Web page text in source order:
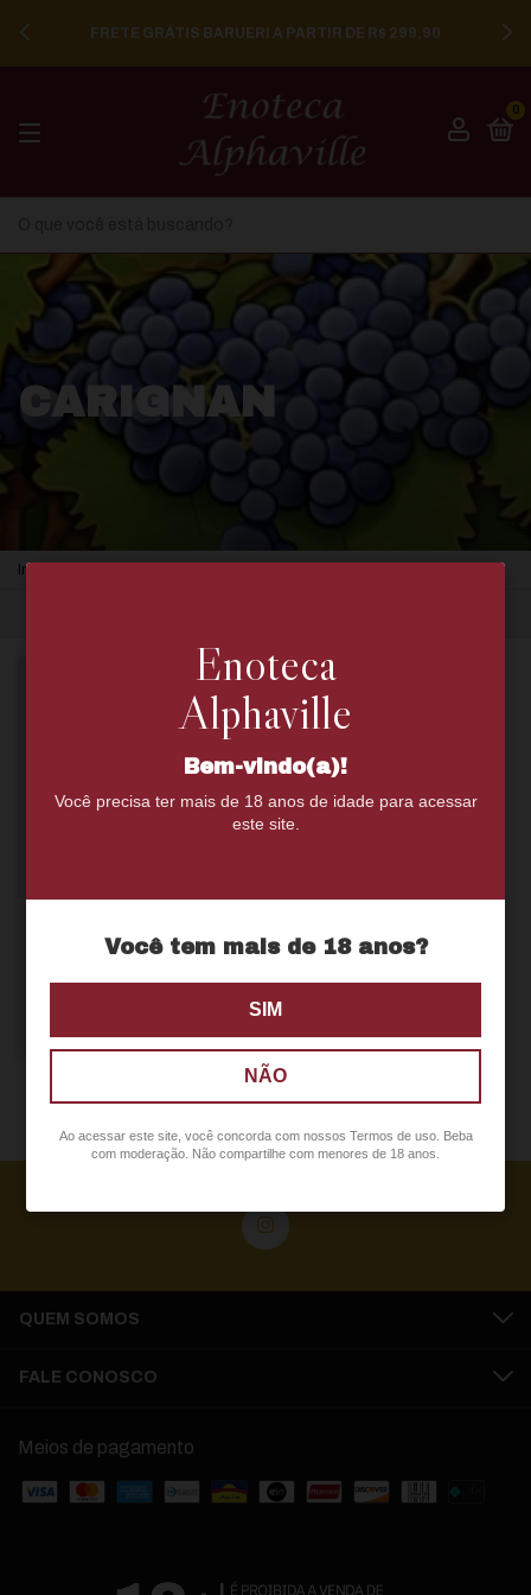
FRETE GRÁTIS BARUERI A PARTIR DE R$ 299,90
0
CARIGNAN
Início
ATÉ 8% OFF EM
R$70,30com Pix
QUEM SOMOS
FALE CONOSCO
Meios de pagamento
Enoteca
Alphaville
Bem-vindo(a)!
Você precisa ter mais de 18 anos de idade para acessar
este site.
Você tem mais de 18 anos?
SIM
NÃO
Ao acessar este site, você concorda com nossos Termos de uso. Beba
com moderação. Não compartilhe com menores de 18 anos.